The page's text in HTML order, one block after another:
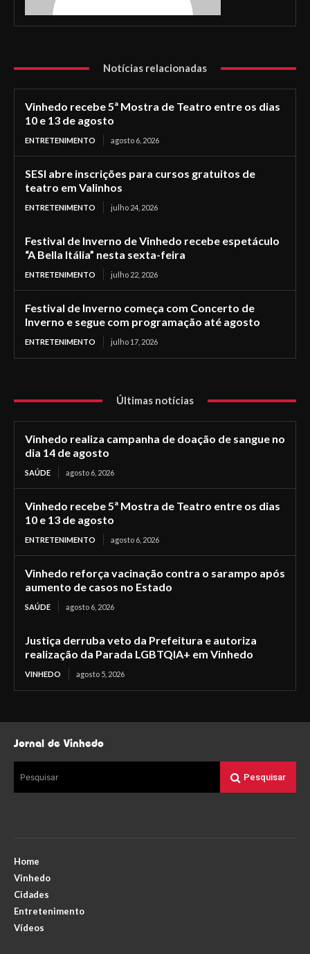
Notícias relacionadas
Vinhedo recebe 5ª Mostra de Teatro entre os dias
10 e 13 de agosto
ENTRETENIMENTO agosto 6, 2026
SESI abre inscrições para cursos gratuitos de
teatro em Valinhos
ENTRETENIMENTO julho 24, 2026
Festival de Inverno de Vinhedo recebe espetáculo
“A Bella Itália” nesta sexta-feira
ENTRETENIMENTO julho 22, 2026
Festival de Inverno começa com Concerto de
Inverno e segue com programação até agosto
ENTRETENIMENTO julho 17, 2026
Últimas notícias
Vinhedo realiza campanha de doação de sangue no
dia 14 de agosto
SAÚDE agosto 6, 2026
Vinhedo recebe 5ª Mostra de Teatro entre os dias
10 e 13 de agosto
ENTRETENIMENTO agosto 6, 2026
Vinhedo reforça vacinação contra o sarampo após
aumento de casos no Estado
SAÚDE agosto 6, 2026
Justiça derruba veto da Prefeitura e autoriza
realização da Parada LGBTQIA+ em Vinhedo
VINHEDO agosto 5, 2026
Jornal de Vinhedo
Pesquisar Pesquisar
Home
Vinhedo
Cidades
Entretenimento
Vídeos